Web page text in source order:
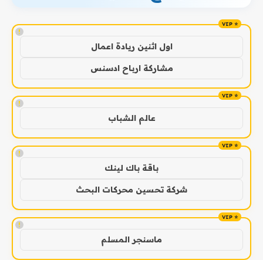
!
اول اثنين ريادة اعمال
مشاركة ارباح ادسنس
!
عالم الشباب
!
باقة باك لينك
شركة تحسين محركات البحث
!
ماسنجر المسلم